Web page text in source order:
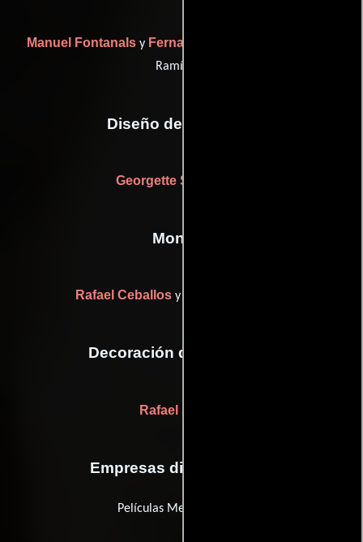
Manuel Fontanalsy Fernando Ramirez
Ramírez))
Diseño de vestuario
Georgette Somohano
Montaje
Rafael Ceballosy
Decoración de escenario
Rafael Suarez
Empresas distribuidoras
Películas Mexicanas S.A.